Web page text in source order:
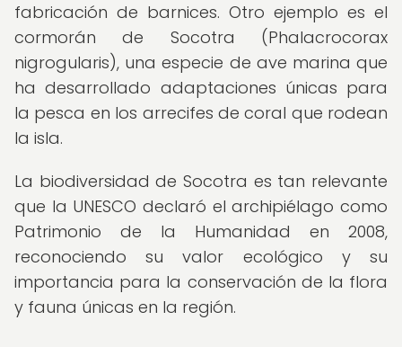
fabricación de barnices. Otro ejemplo es el
cormorán de Socotra (Phalacrocorax
nigrogularis), una especie de ave marina que
ha desarrollado adaptaciones únicas para
la pesca en los arrecifes de coral que rodean
la isla.
La biodiversidad de Socotra es tan relevante
que la UNESCO declaró el archipiélago como
Patrimonio de la Humanidad en 2008,
reconociendo su valor ecológico y su
importancia para la conservación de la flora
y fauna únicas en la región.